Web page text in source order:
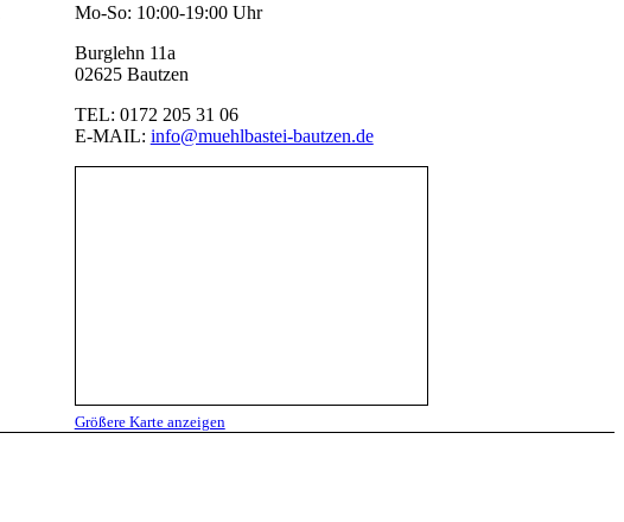
Mo-So: 10:00-19:00 Uhr
Burglehn 11a
02625 Bautzen
TEL: 0172 205 31 06
E-MAIL: info@muehlbastei-bautzen.de
Größere Karte anzeigen